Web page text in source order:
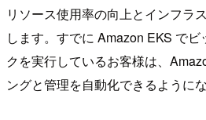
リソース使用率の向上とインフラ
します。すでに Amazon EKS で
クを実行しているお客様は、
ングと管理を自動化できるようにな